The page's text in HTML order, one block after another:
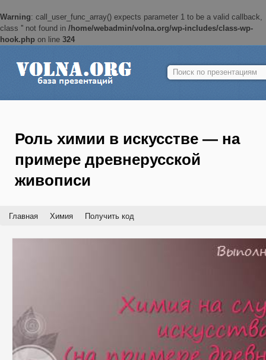
Warning: call_user_func_array() expects parameter 1 to be a valid callback,
class '' not found in /home/webadmin/volna.org/wp-includes/class-wp-
hook.php on line 324
Найти:
Роль химии в искусстве — на
примере древнерусской
живописи
Главная Химия Получить код